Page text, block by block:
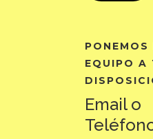
PONEMOS
EQUIPO A
Email o